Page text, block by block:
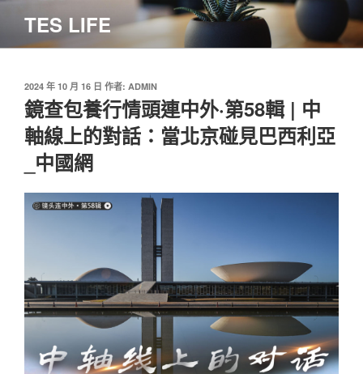
主
TES LIFE
發
佈
於
2024 年 10 月 16 日 作者: ADMIN
鏡查包養行情頭連中外·第58輯 | 中
軸線上的對話：當北京碰見巴西利亞
_中國網